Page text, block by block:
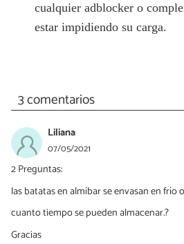
cualquier adblocker o
estar impidiendo su carga.
3 comentarios
Liliana
07/05/2021
2 Preguntas:
las batatas en almíbar se envasan en frío
cuanto tiempo se pueden almacenar.?
Gracias